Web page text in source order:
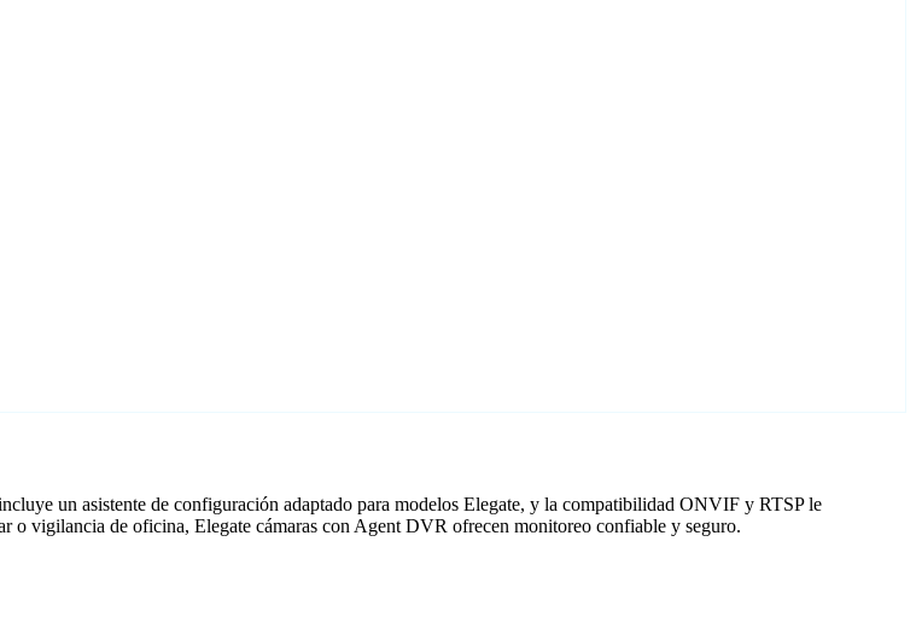
un asistente de configuración adaptado para modelos Elegate, y la compatibilidad ONVIF y RTSP le
o vigilancia de oficina, Elegate cámaras con Agent DVR ofrecen monitoreo confiable y seguro.